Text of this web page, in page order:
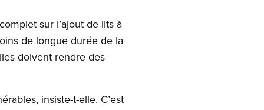
sur l’ajout de lits à
de longue durée de la
doivent rendre des
insiste-t-elle. C’est